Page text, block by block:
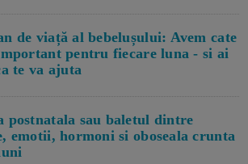
de viață al bebelușului: Avem cate
pentru fiecare luna - si ai
te va ajuta
postnatala sau baletul dintre
emotii, hormoni si oboseala crunta